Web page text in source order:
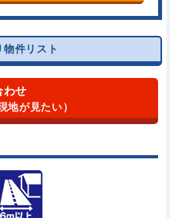
物件リスト
わせ
地が見たい）